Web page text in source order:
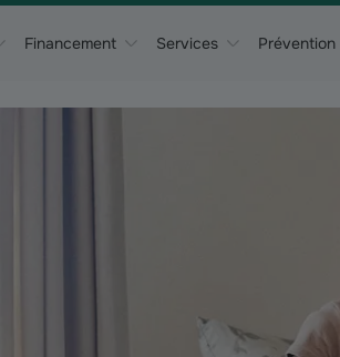
Financement Services